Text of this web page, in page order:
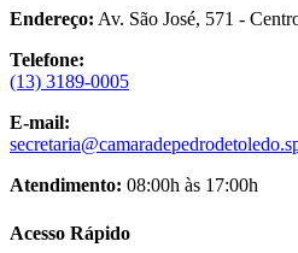
Endereço: Av. São José, 571 -
Telefone:
(13) 3189-0005
E-mail:
Atendimento: 08:00h às 17:00h
Acesso Rápido